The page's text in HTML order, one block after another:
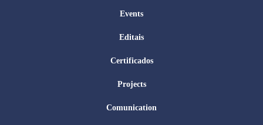
Events
Editais
Certificados
Projects
Comunication